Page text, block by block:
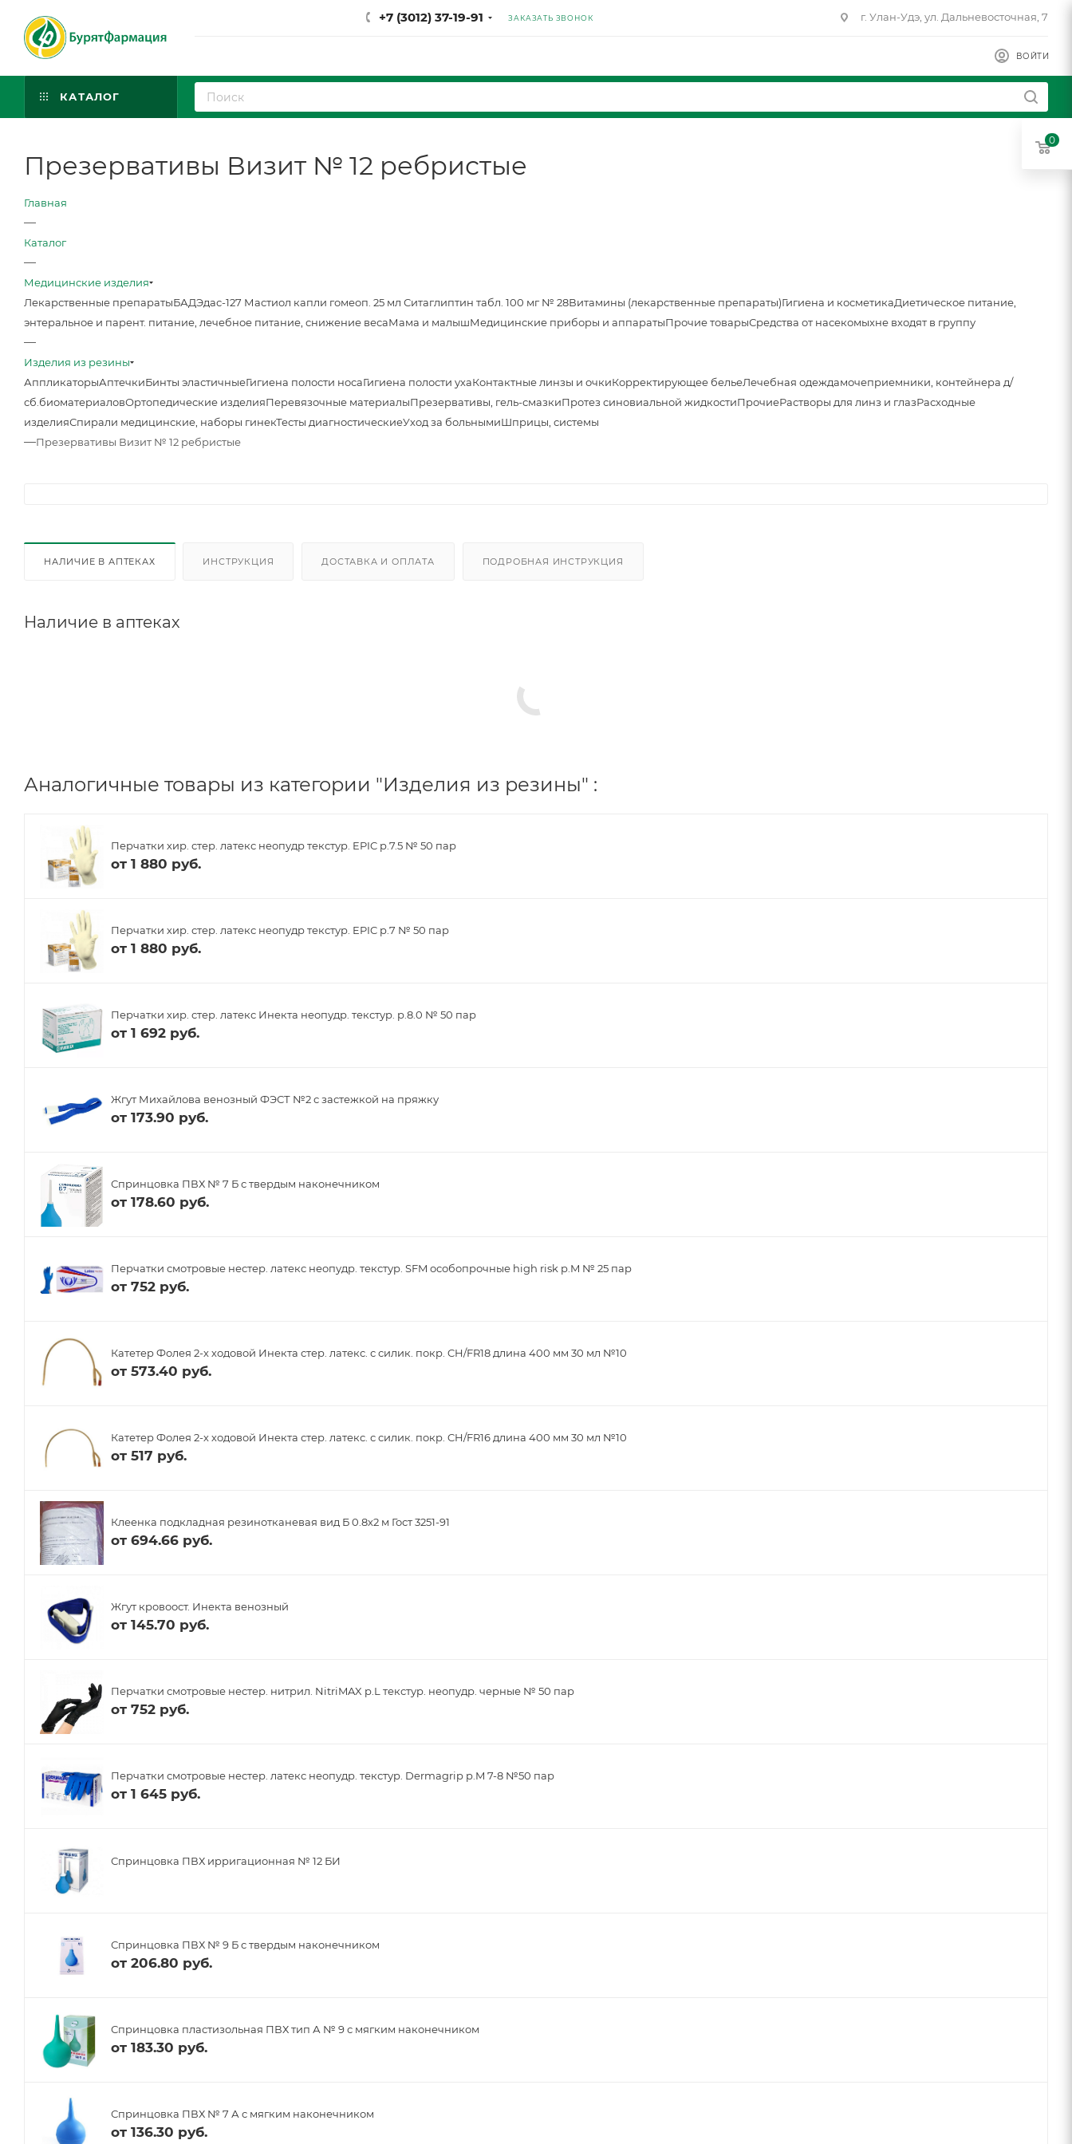
+7 (3012) 37-19-91 ЗАКАЗАТЬ ЗВОНОК г. Улан-Удэ, ул. Дальневосточная, 7
ВОЙТИ
КАТАЛОГ
Презервативы Визит № 12 ребристые
Главная
—
Каталог
—
Медицинские изделия
Лекарственные препаратыБАДЭдас-127 Мастиол капли гомеоп. 25 мл Ситаглиптин табл. 100 мг № 28Витамины (лекарственные препараты)Гигиена и косметикаДиетическое питание,
энтеральное и парент. питание, лечебное питание, снижение весаМама и малышМедицинские приборы и аппаратыПрочие товарыСредства от насекомыхне входят в группу
—
Изделия из резины
АппликаторыАптечкиБинты эластичныеГигиена полости носаГигиена полости ухаКонтактные линзы и очкиКорректирующее бельеЛечебная одеждамочеприемники, контейнера д/
сб.биоматериаловОртопедические изделияПеревязочные материалыПрезервативы, гель-смазкиПротез синовиальной жидкостиПрочиеРастворы для линз и глазРасходные
изделияСпирали медицинские, наборы гинекТесты диагностическиеУход за больнымиШприцы, системы
—Презервативы Визит № 12 ребристые
НАЛИЧИЕ В АПТЕКАХ ИНСТРУКЦИЯ ДОСТАВКА И ОПЛАТА ПОДРОБНАЯ ИНСТРУКЦИЯ
Наличие в аптеках
Аналогичные товары из категории "Изделия из резины" :
Перчатки хир. стер. латекс неопудр текстур. EPIC р.7.5 № 50 пар
от 1 880 руб.
Перчатки хир. стер. латекс неопудр текстур. EPIC р.7 № 50 пар
от 1 880 руб.
Перчатки хир. стер. латекс Инекта неопудр. текстур. р.8.0 № 50 пар
от 1 692 руб.
Жгут Михайлова венозный ФЭСТ №2 с застежкой на пряжку
от 173.90 руб.
Спринцовка ПВХ № 7 Б с твердым наконечником
от 178.60 руб.
Перчатки смотровые нестер. латекс неопудр. текстур. SFM особопрочные high risk р.M № 25 пар
от 752 руб.
Катетер Фолея 2-х ходовой Инекта стер. латекс. с силик. покр. CH/FR18 длина 400 мм 30 мл №10
от 573.40 руб.
Катетер Фолея 2-х ходовой Инекта стер. латекс. с силик. покр. CH/FR16 длина 400 мм 30 мл №10
от 517 руб.
Клеенка подкладная резинотканевая вид Б 0.8х2 м Гост 3251-91
от 694.66 руб.
Жгут кровоост. Инекта венозный
от 145.70 руб.
Перчатки смотровые нестер. нитрил. NitriMAX р.L текстур. неопудр. черные № 50 пар
от 752 руб.
Перчатки смотровые нестер. латекс неопудр. текстур. Dermagrip р.M 7-8 №50 пар
от 1 645 руб.
Спринцовка ПВХ ирригационная № 12 БИ
Спринцовка ПВХ № 9 Б с твердым наконечником
от 206.80 руб.
Спринцовка пластизольная ПВХ тип А № 9 с мягким наконечником
от 183.30 руб.
Спринцовка ПВХ № 7 А с мягким наконечником
от 136.30 руб.
0